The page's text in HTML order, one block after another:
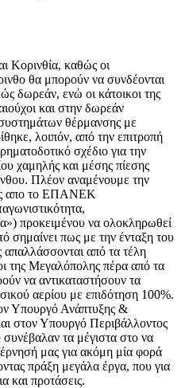
Κορινθία, καθώς οι
θα μπορούν να συνδέονται
δωρεάν, ενώ οι κάτοικοι της
και στην δωρεάν
θέρμανσης με
λοιπόν, από την επιτροπή
σχέδιο για την
χαμηλής και μέσης πίεσης
Πλέον αναμένουμε την
απο το ΕΠΑΝΕΚ
προκειμένου να ολοκληρωθεί
σημαίνει πως με την ένταξη του
από τα τέλη
της Μεγαλόπολης πέρα από τα
να αντικαταστήσουν τα
αερίου με επιδότηση 100%.
Υπουργό Ανάπτυξης &
στον Υπουργό Περιβάλλοντος
τα μέγιστα στο να
μας για ακόμη μία φορά
πράξη μεγάλα έργα, που για
και προτάσεις.